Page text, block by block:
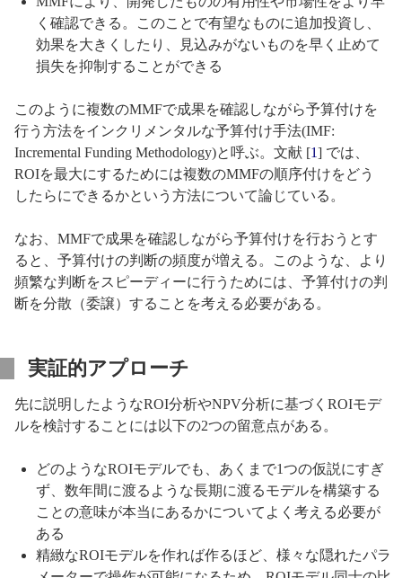
く確認できる。このことで有望なものに追加投資し、
効果を大きくしたり、見込みがないものを早く止めて
損失を抑制することができる
このように複数のMMFで成果を確認しながら予算付けを
行う方法をインクリメンタルな予算付け手法(IMF:
Incremental Funding Methodology)と呼ぶ。文献 [1] では、
ROIを最大にするためには複数のMMFの順序付けをどう
したらにできるかという方法について論じている。
なお、MMFで成果を確認しながら予算付けを行おうとす
ると、予算付けの判断の頻度が増える。このような、より
頻繁な判断をスピーディーに行うためには、予算付けの判
断を分散（委譲）することを考える必要がある。
実証的アプローチ
先に説明したようなROI分析やNPV分析に基づくROIモデ
ルを検討することには以下の2つの留意点がある。
どのようなROIモデルでも、あくまで1つの仮説にすぎ
ず、数年間に渡るような長期に渡るモデルを構築する
ことの意味が本当にあるかについてよく考える必要が
ある
精緻なROIモデルを作れば作るほど、様々な隠れたパラ